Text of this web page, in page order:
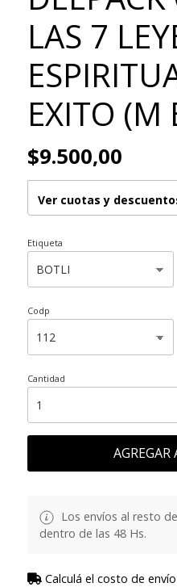
LAS 7
EXITO
$9.500,00
Ver cuotas y
Etiqueta
Codp
Cantidad
AGREGAR
Los envíos al resto
dentro de las 48 Hs.
Calculá el costo de envío